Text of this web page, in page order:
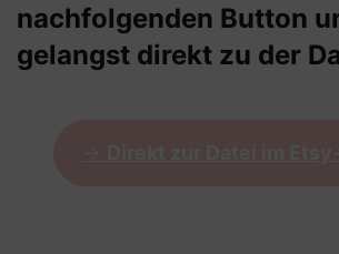
nachfolgenden Button
gelangst direkt zu der